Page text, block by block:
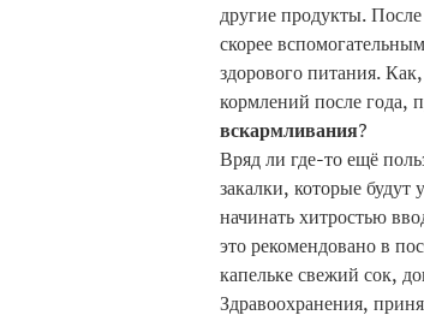
другие продукты.
скорее
здорового питания.
кормлений после года,
вскармливания?
Вряд ли где-то ещё
закалки, которые будут
начинать хитростью
это рекомендовано в
капельке свежий сок,
Здравоохранения,